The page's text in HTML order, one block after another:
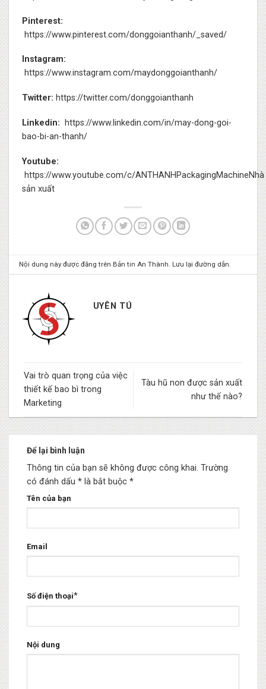
Pinterest:
https://www.pinterest.com/donggoianthanh/_saved/
Instagram:
https://www.instagram.com/maydonggoianthanh/
Twitter: https://twitter.com/donggoianthanh
Linkedin:
https://www.linkedin.com/in/may-dong-goi-
bao-bi-an-thanh/
Youtube:
https://www.youtube.com/c/ANTHANHPackagingMachineNhà
sản xuất
Nội dung này được đăng trên Bản tin An Thành. Lưu lạiđường dẫn.
UYÊN TÚ
Vai trò quan trọng của việc
thiết kế bao bì trong
Marketing
Tàu hũ non được sản xuất
như thế nào?
Để lại bình luận
Thông tin của bạn sẽ không được công khai. Trường
có đánh dấu * là bắt buộc *
Tên của bạn
Email
Số điện thoại*
Nội dung